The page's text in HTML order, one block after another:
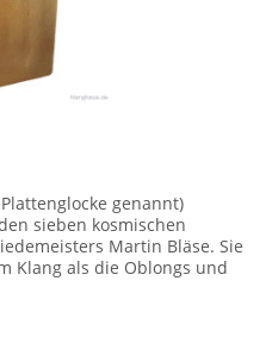
genannt)
sieben kosmischen
Martin Bläse. Sie
Klang als die Oblongs und